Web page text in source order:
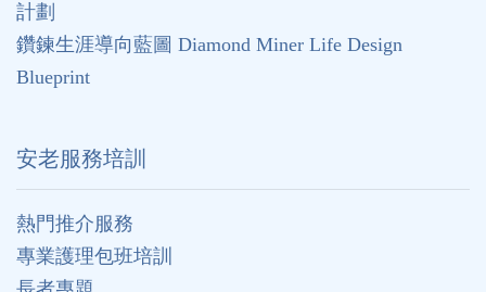
計劃
鑽鍊生涯導向藍圖 Diamond Miner Life Design
Blueprint
安老服務培訓
熱門推介服務
專業護理包班培訓